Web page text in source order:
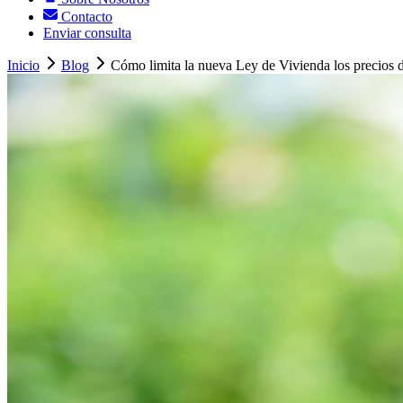
Contacto
Enviar consulta
Inicio Blog Cómo limita la nueva Ley de Vivienda los precios